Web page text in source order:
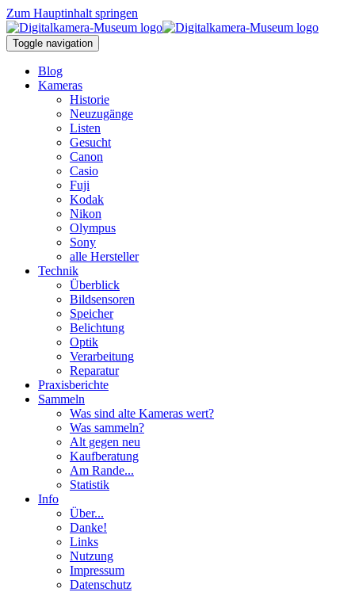
Zum Hauptinhalt springen
Toggle navigation
Blog
Kameras
Historie
Neuzugänge
Listen
Gesucht
Canon
Casio
Fuji
Kodak
Nikon
Olympus
Sony
alle Hersteller
Technik
Überblick
Bildsensoren
Speicher
Belichtung
Optik
Verarbeitung
Reparatur
Praxisberichte
Sammeln
Was sind alte Kameras wert?
Was sammeln?
Alt gegen neu
Kaufberatung
Am Rande...
Statistik
Info
Über...
Danke!
Links
Nutzung
Impressum
Datenschutz